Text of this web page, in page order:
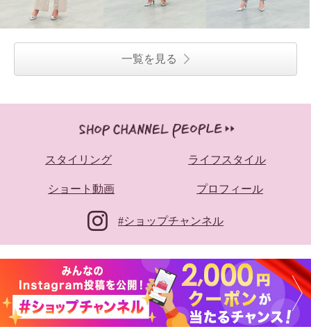
一覧を見る
スタイリング ライフスタイル
ショート動画 プロフィール
#ショップチャンネル